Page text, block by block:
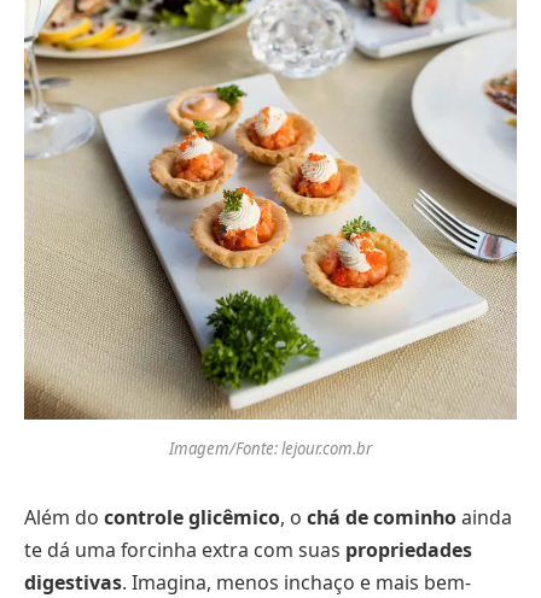
Imagem/Fonte: lejour.com.br
Além do controle glicêmico, o chá de cominhoainda
te dá uma forcinha extra com suas propriedades
digestivas. Imagina, menos inchaço e mais bem-